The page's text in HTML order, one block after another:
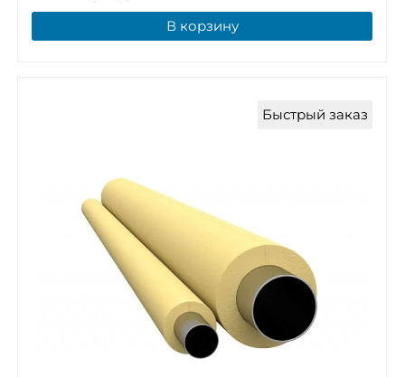
В корзину
Быстрый заказ